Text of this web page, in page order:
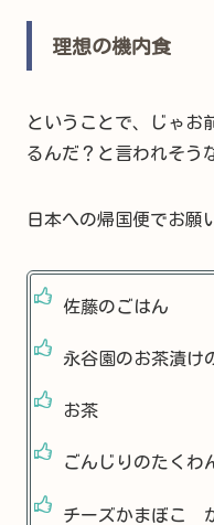
理想の機内食
ということで、じゃお
るんだ？と言われそう
日本への帰国便でお願
佐藤のごはん
永谷園のお茶漬け
お茶
ごんじりのたく
チーズかまぼこ